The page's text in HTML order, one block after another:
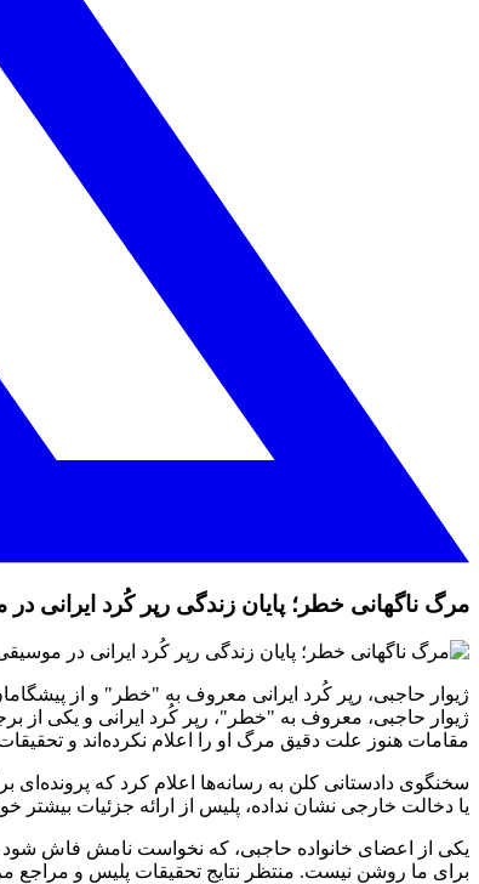
مرگ ناگهانی خطر؛ پایان زندگی رپر کُرد ایرانی
ژیوار حاجبی، رپر کُرد ایرانی معروف به "خطر" و از پیشگامان گانگستر-رپ آلمان در سن ۴۳ در شهر کلن درگذشت. انتشار این خبر
مقامات هنوز علت دقیق مرگ او را اعلام نکرده‌اند و
سخنگوی دادستانی کلن به رسانه‌ها اعلام کرد که
یا دخالت خارجی نشان نداده، پلیس از ارائه جزئیات
یکی از اعضای خانواده حاجبی، که نخواست نامش فاش شود
برای ما روشن نیست. منتظر نتایج تحقیقات پلیس و مراجع